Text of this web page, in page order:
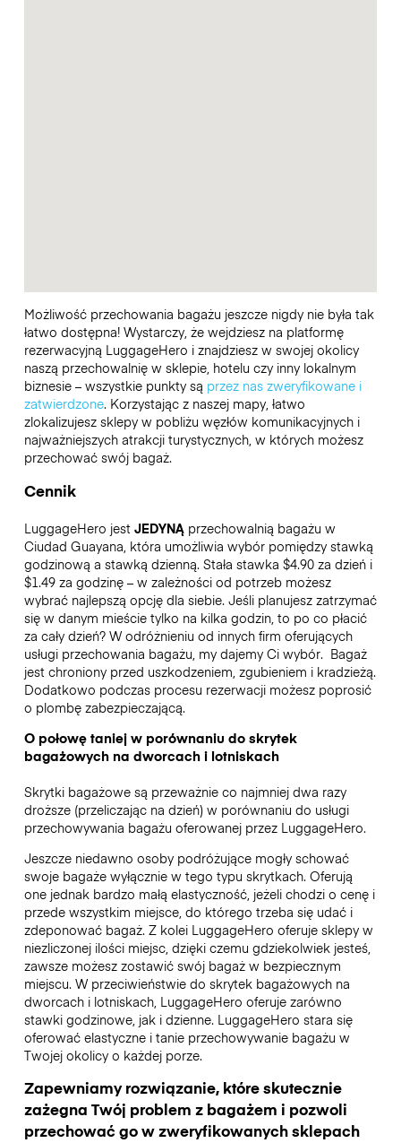
Możliwość przechowania bagażu jeszcze nigdy nie była tak
łatwo dostępna! Wystarczy, że wejdziesz na platformę
rezerwacyjną LuggageHero i znajdziesz w swojej okolicy
naszą przechowalnię w sklepie, hotelu czy inny lokalnym
biznesie – wszystkie punkty są przez nas zweryfikowane i
zatwierdzone. Korzystając z naszej mapy, łatwo
zlokalizujesz sklepy w pobliżu węzłów komunikacyjnych i
najważniejszych atrakcji turystycznych, w których możesz
przechować swój bagaż.
Cennik
LuggageHero jest JEDYNĄprzechowalnią bagażu w
Ciudad Guayana, która umożliwia wybór pomiędzy stawką
godzinową a stawką dzienną. Stała stawka $4.90 za dzień i
$1.49 za godzinę – w zależności od potrzeb możesz
wybrać najlepszą opcję dla siebie. Jeśli planujesz zatrzymać
się w danym mieście tylko na kilka godzin, to po co płacić
za cały dzień? W odróżnieniu od innych firm oferujących
usługi przechowania bagażu, my dajemy Ci wybór. Bagaż
jest chroniony przed uszkodzeniem, zgubieniem i kradzieżą.
Dodatkowo podczas procesu rezerwacji możesz poprosić
o plombę zabezpieczającą.
O połowę taniej w porównaniu do skrytek
bagażowych na dworcach i lotniskach
Skrytki bagażowe są przeważnie co najmniej dwa razy
droższe (przeliczając na dzień) w porównaniu do usługi
przechowywania bagażu oferowanej przez LuggageHero.
Jeszcze niedawno osoby podróżujące mogły schować
swoje bagaże wyłącznie w tego typu skrytkach. Oferują
one jednak bardzo małą elastyczność, jeżeli chodzi o cenę i
przede wszystkim miejsce, do którego trzeba się udać i
zdeponować bagaż. Z kolei LuggageHero oferuje sklepy w
niezliczonej ilości miejsc, dzięki czemu gdziekolwiek jesteś,
zawsze możesz zostawić swój bagaż w bezpiecznym
miejscu. W przeciwieństwie do skrytek bagażowych na
dworcach i lotniskach, LuggageHero oferuje zarówno
stawki godzinowe, jak i dzienne. LuggageHero stara się
oferować elastyczne i tanie przechowywanie bagażu w
Twojej okolicy o każdej porze.
Zapewniamy rozwiązanie, które skutecznie
zażegna Twój problem z bagażem i pozwoli
przechować go w zweryfikowanych sklepach